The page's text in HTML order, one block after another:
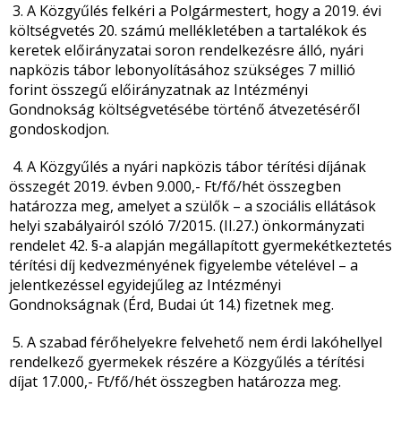
3. A Közgyűlés felkéri a Polgármestert, hogy a 2019. évi
költségvetés 20. számú mellékletében a tartalékok és
keretek előirányzatai soron rendelkezésre álló, nyári
napközis tábor lebonyolításához szükséges 7 millió
forint összegű előirányzatnak az Intézményi
Gondnokság költségvetésébe történő átvezetéséről
gondoskodjon.
4. A Közgyűlés a nyári napközis tábor térítési díjának
összegét 2019. évben 9.000,- Ft/fő/hét összegben
határozza meg, amelyet a szülők – a szociális ellátások
helyi szabályairól szóló 7/2015. (II.27.) önkormányzati
rendelet 42. §-a alapján megállapított gyermekétkeztetés
térítési díj kedvezményének figyelembe vételével – a
jelentkezéssel egyidejűleg az Intézményi
Gondnokságnak (Érd, Budai út 14.) fizetnek meg.
5. A szabad férőhelyekre felvehető nem érdi lakóhellyel
rendelkező gyermekek részére a Közgyűlés a térítési
díjat 17.000,- Ft/fő/hét összegben határozza meg.